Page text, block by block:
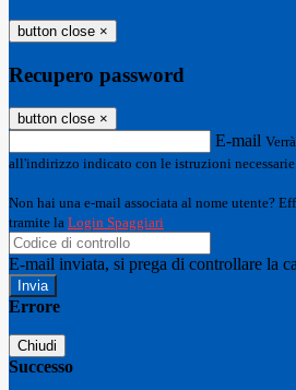
button close ×
Recupero password
button close ×
E-mail
all'indirizzo indicato con le istruzioni
Non hai una e-mail associata al nome utente?
tramite la Login Spaggiari
E-mail inviata, si prega di controllare la
Errore
Chiudi
Successo